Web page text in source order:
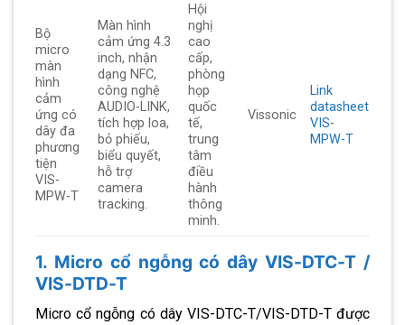
Bộ
micro
màn
hình
cảm
ứng có
dây đa
phương
tiện
VIS-
MPW-T
Màn hình
cảm ứng 4.3
inch, nhận
dạng NFC,
công nghệ
AUDIO-LINK,
tích hợp loa,
bỏ phiếu,
biểu quyết,
hỗ trợ
camera
tracking.
Hội
nghị
cao
cấp,
phòng
họp
quốc
tế,
trung
tâm
điều
hành
thông
minh.
Vissonic
Link
datasheet
VIS-
MPW-T
1. Micro cổ ngỗng có dây VIS-DTC-T /
VIS-DTD-T
Micro cổ ngỗng có dây VIS-DTC-T/VIS-DTD-T được